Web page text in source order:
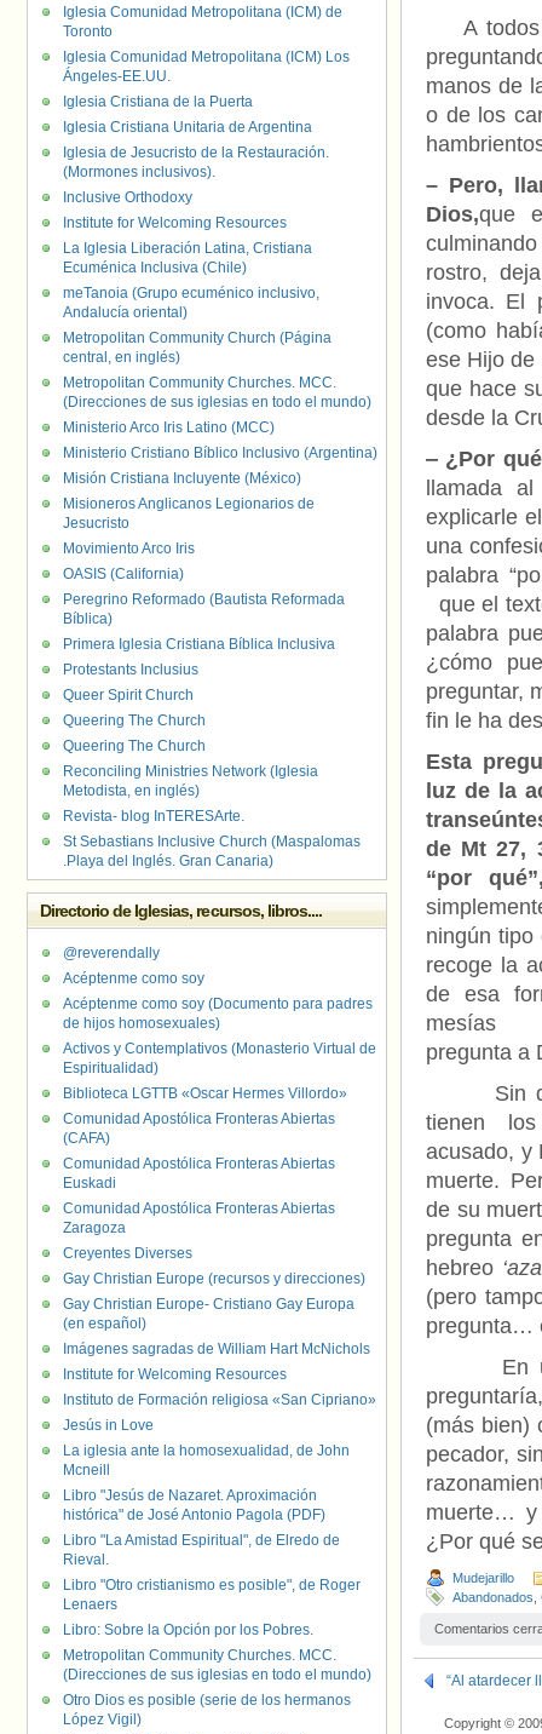
A todos
manos de
o de los
– Pero,
Dios,que
rostro,
invoca. El
(como
ese Hijo de
que hace
desde la
‒ ¿Por
llamada
explicarle
una
palabra
que el
palabra
¿cómo
preguntar,
fin le ha
Esta
luz de la
de Mt 27,
“por
ningún tipo
recoge la
de esa
mesías
pregunta a
Sin
tienen
acusado, y
muerte.
de su
pregunta
hebreo
(pero
pregunta…
En un
(más bien)
pecador,
muerte… y
¿Por qué
Mudejarillo
Abandonados
Comentarios
“Al atardecer
Copyright ©
Iglesia Comunidad Metropolitana (ICM) de
Toronto
Iglesia Comunidad Metropolitana (ICM) Los
Ángeles-EE.UU.
Iglesia Cristiana de la Puerta
Iglesia Cristiana Unitaria de Argentina
Iglesia de Jesucristo de la Restauración.
(Mormones inclusivos).
Inclusive Orthodoxy
Institute for Welcoming Resources
La Iglesia Liberación Latina, Cristiana
Ecuménica Inclusiva (Chile)
meTanoia (Grupo ecuménico inclusivo,
Andalucía oriental)
Metropolitan Community Church (Página
central, en inglés)
Metropolitan Community Churches. MCC.
(Direcciones de sus iglesias en todo el mundo)
Ministerio Arco Iris Latino (MCC)
Ministerio Cristiano Bíblico Inclusivo (Argentina)
Misión Cristiana Incluyente (México)
Misioneros Anglicanos Legionarios de
Jesucristo
Movimiento Arco Iris
OASIS (California)
Peregrino Reformado (Bautista Reformada
Bíblica)
Primera Iglesia Cristiana Bíblica Inclusiva
Protestants Inclusius
Queer Spirit Church
Queering The Church
Queering The Church
Reconciling Ministries Network (Iglesia
Metodista, en inglés)
Revista- blog InTERESArte.
St Sebastians Inclusive Church (Maspalomas
.Playa del Inglés. Gran Canaria)
Directorio de Iglesias, recursos, libros....
@reverendally
Acéptenme como soy
Acéptenme como soy (Documento para padres
de hijos homosexuales)
Activos y Contemplativos (Monasterio Virtual de
Espiritualidad)
Biblioteca LGTTB «Oscar Hermes Villordo»
Comunidad Apostólica Fronteras Abiertas
(CAFA)
Comunidad Apostólica Fronteras Abiertas
Euskadi
Comunidad Apostólica Fronteras Abiertas
Zaragoza
Creyentes Diverses
Gay Christian Europe (recursos y direcciones)
Gay Christian Europe- Cristiano Gay Europa
(en español)
Imágenes sagradas de William Hart McNichols
Institute for Welcoming Resources
Instituto de Formación religiosa «San Cipriano»
Jesús in Love
La iglesia ante la homosexualidad, de John
Mcneill
Libro "Jesús de Nazaret. Aproximación
histórica" de José Antonio Pagola (PDF)
Libro "La Amistad Espiritual", de Elredo de
Rieval.
Libro "Otro cristianismo es posible", de Roger
Lenaers
Libro: Sobre la Opción por los Pobres.
Metropolitan Community Churches. MCC.
(Direcciones de sus iglesias en todo el mundo)
Otro Dios es posible (serie de los hermanos
López Vigil)